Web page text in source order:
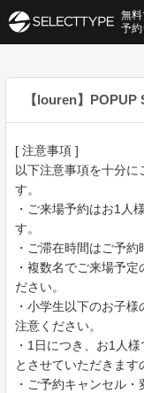
【louren】POPUP
[ 注意事項 ]
以下注意事項を十分に
す。
・ご来場予約はお1人
す。
・ご滞在時間はご予約
・複数名でご来場予
ださい。
・小学生以下のお子
注意ください。
・1日につき、お1人
とさせていただきます
・ご予約キャンセル
無料
予